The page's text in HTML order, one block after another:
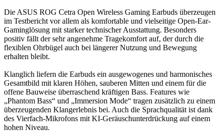
Die ASUS ROG Cetra Open Wireless Gaming Earbuds überzeugen
im Testbericht vor allem als komfortable und vielseitige Open-Ear-
Gaminglösung mit starker technischer Ausstattung. Besonders
positiv fällt der sehr angenehme Tragekomfort auf, der durch die
flexiblen Ohrbügel auch bei längerer Nutzung und Bewegung
erhalten bleibt.
Klanglich liefern die Earbuds ein ausgewogenes und harmonisches
Gesamtbild mit klaren Höhen, sauberen Mitten und einem für die
offene Bauweise überraschend kräftigen Bass. Features wie
„Phantom Bass“ und „Immersion Mode“ tragen zusätzlich zu einem
überzeugenden Klangerlebnis bei. Auch die Sprachqualität ist dank
des Vierfach-Mikrofons mit KI-Geräuschunterdrückung auf einem
hohen Niveau.